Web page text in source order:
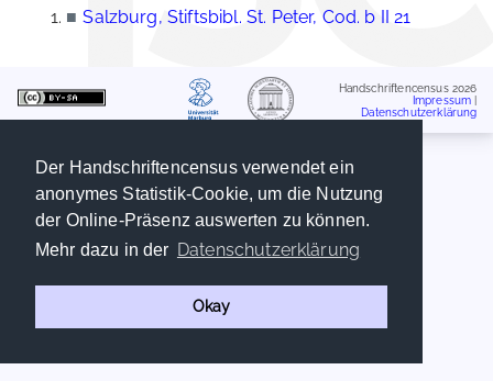
Der Handschriftencensus verwendet ein
anonymes Statistik-Cookie, um die Nutzung
der Online-Präsenz auswerten zu können.
Mehr dazu in der Datenschutzerklärung
Okay
■ Salzburg, Stiftsbibl. St. Peter, Cod. b II 21
Handschriftencensus 2026
Impressum
Datenschutzerklärung